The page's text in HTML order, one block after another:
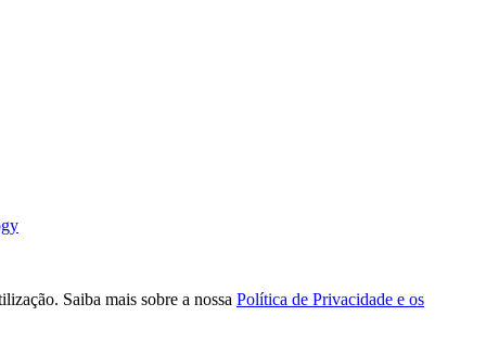
Saiba mais sobre a nossa Política de Privacidade e os